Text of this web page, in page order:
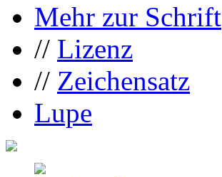
Mehr zur Schrift
// Lizenz
// Zeichensatz
Lupe